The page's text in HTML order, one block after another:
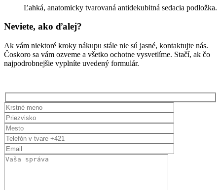
Ľahká, anatomicky tvarovaná antidekubitná sedacia podložka.
Neviete, ako ďalej?
Ak vám niektoré kroky nákupu stále nie sú jasné, kontaktujte nás.
Čoskoro sa vám ozveme a všetko ochotne vysvetlíme. Stačí, ak čo
najpodrobnejšie vyplníte uvedený formulár.